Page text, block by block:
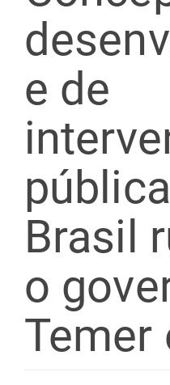
e de
Brasil
o
Temer